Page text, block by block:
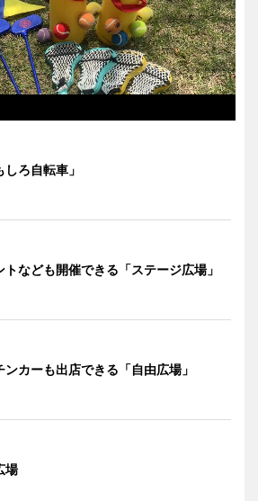
しろ自転車」
トなども開催できる「ステージ広場」
ンカーも出店できる「自由広場」
場